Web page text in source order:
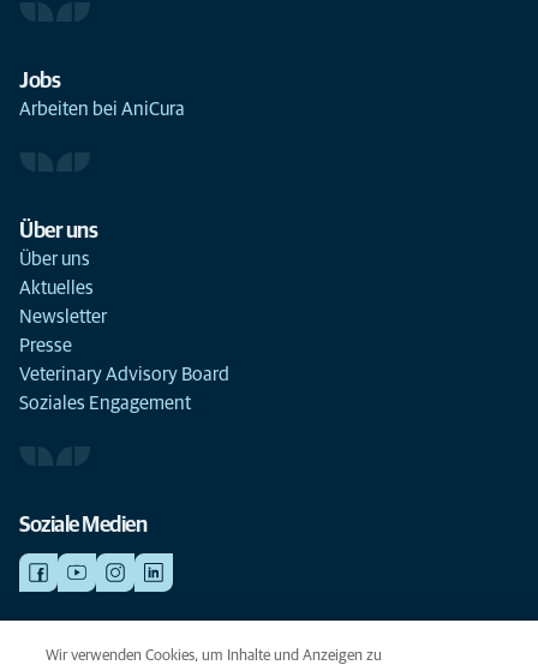
Jobs
Arbeiten bei AniCura
Über uns
Über uns
Aktuelles
Newsletter
Presse
Veterinary Advisory Board
Soziales Engagement
Soziale Medien
NOTDIENSTE
Finden Sie hier Standorte mit Notfall-Service. Weil Ihr Tier die beste
Wir verwenden Cookies, um Inhalte und Anzeigen zu